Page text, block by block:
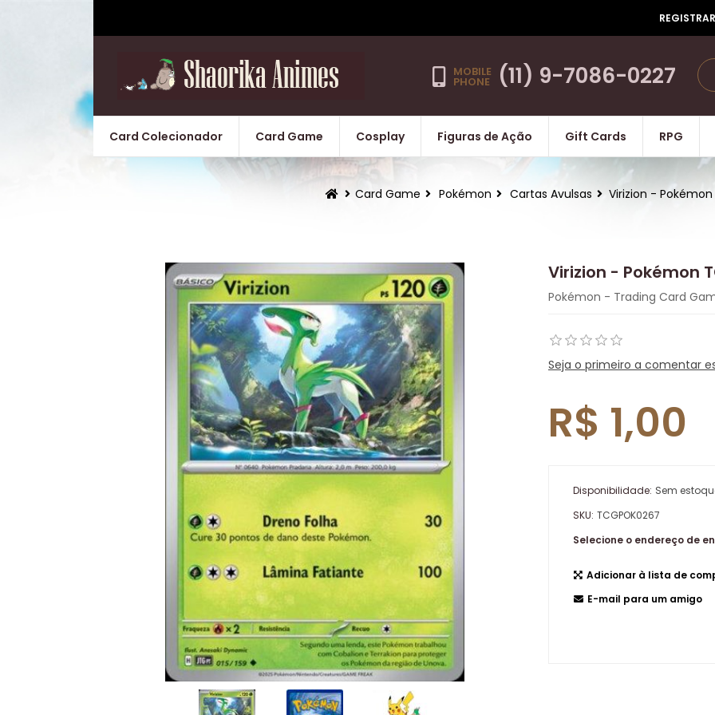
REGISTRAR
MOBILE
PHONE (11) 9-7086-0227
Card Colecionador Card Game Cosplay Figuras de Ação Gift Cards RPG
Card Game Pokémon Cartas Avulsas Virizion - Pokémon
Virizion - Pokémon
Pokémon - Trading Card
Seja o primeiro a comentar
R$ 1,00
Disponibilidade: Sem
SKU: TCGPOK0267
Selecione o endereço de
Adicionar à lista de
E-mail para um amigo